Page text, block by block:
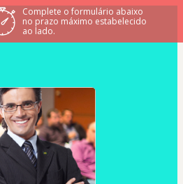
Complete o formulário abaixo
no prazo máximo estabelecido
ao lado.